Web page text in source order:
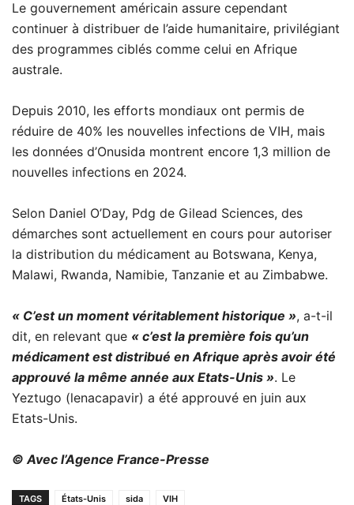
Le gouvernement américain assure cependant
continuer à distribuer de l’aide humanitaire, privilégiant
des programmes ciblés comme celui en Afrique
australe.
Depuis 2010, les efforts mondiaux ont permis de
réduire de 40% les nouvelles infections de VIH, mais
les données d’Onusida montrent encore 1,3 million de
nouvelles infections en 2024.
Selon Daniel O’Day, Pdg de Gilead Sciences, des
démarches sont actuellement en cours pour autoriser
la distribution du médicament au Botswana, Kenya,
Malawi, Rwanda, Namibie, Tanzanie et au Zimbabwe.
« C’est un moment véritablement historique », a-t-il
dit, en relevant que « c’est la première fois qu’un
médicament est distribué en Afrique après avoir été
approuvé la même année aux Etats-Unis ». Le
Yeztugo (lenacapavir) a été approuvé en juin aux
Etats-Unis.
© Avec l’Agence France-Presse
TAGS États-Unis sida VIH